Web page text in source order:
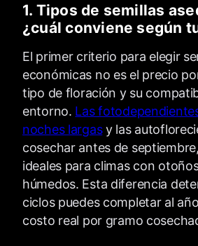
1. Tipos de semillas
¿cuál conviene según
El primer criterio para elegir
económicas no es el precio
tipo de floración y su
entorno. Las
noches largasy las
cosechar antes de
ideales para climas con
húmedos. Esta diferencia
ciclos puedes completar al
costo real por gramo